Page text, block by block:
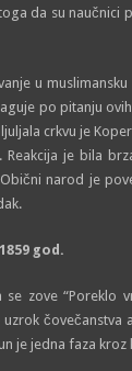
da su naučnici
u
po pitanju
crkvu je
je bila
narod je
god.
zove “Poreklo
je jedna faza